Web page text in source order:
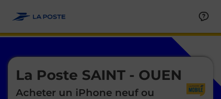
La Poste SAINT - OUEN
Acheter un iPhone neuf ou
Le lien s'ouvre dans un nouvel onglet